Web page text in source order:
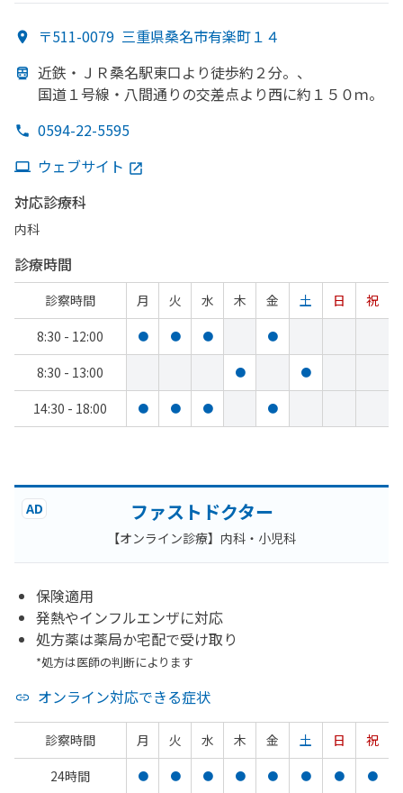
〒511-0079 三重県桑名市有楽町１４
近鉄・ＪＲ桑名駅東口より徒歩約２分。、
国道１号線・八間通りの交差点より西に約１５０ｍ。
0594-22-5595
ウェブサイト
対応診療科
内科
診療時間
診察時間 月 火 水 木 金 土 日
祝
8:30 - 12:00
● ● ● ●
8:30 - 13:00 ● ●
14:30 - 18:00 ● ● ● ●
AD ファストドクター
【オンライン診療】内科・小児科
保険適用
発熱やインフルエンザに対応
処方薬は薬局か宅配で受け取り
*処方は医師の判断によります
オンライン対応できる症状
診察時間 月 火 水 木 金 土 日
祝
24時間
● ● ● ● ● ● ● ●